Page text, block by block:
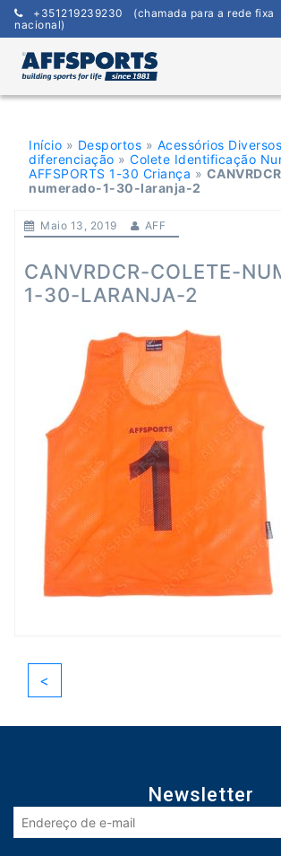
Skip
content
+351219239230 (chamada para a rede fixa
nacional)
Início » Desportos » Acessórios Diversos
diferenciação » Colete Identificação
AFFSPORTS 1-30 Criança »
numerado-1-30-laranja-2
Maio 13, 2019 AFF
CANVRDCR-COLETE-
1-30-LARANJA-2
<
Newsletter